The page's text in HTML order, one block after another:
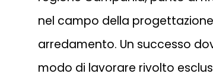
nel campo della
arredamento. Un successo
modo di lavorare rivolto